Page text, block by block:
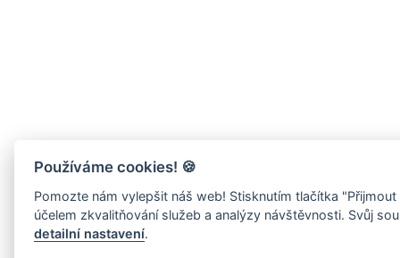
Používáme cookies! 🍪
Pomozte nám vylepšit náš web! Stisknutím tlačítka
účelem zkvalitňování služeb a analýzy návštěvnosti. Svůj
detailní nastavení.